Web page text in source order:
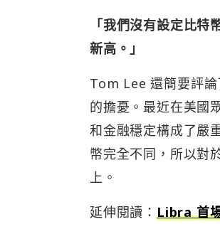
「我們沒有設定比
新高。」
Tom Lee 還簡要評
的擔憂。最近在美國
和金融穩定構成了嚴
幣完全不同，所以對
上。
延伸閱讀： Libra 首